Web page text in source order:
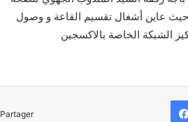
حيث عاين أشغال تقسيم القاعة و وصول
الشبكة الخاصة بالاكسجين
Partager